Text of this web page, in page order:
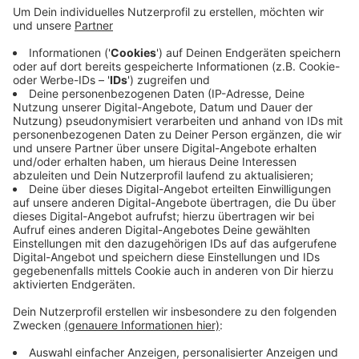
Der Rursee-Marathon hat es auf Platz 12 in NRW
geschafft.
Bundesweit liegt der Monschau-Marathon
immerhin auf Rang 13 der beliebtesten Marathons
- und in ganz Europa auf Rang 17.
(Zuerst hat derWochenspiegeldarüber berichtet.)
Veröffentlicht:Donnerstag, 23.01.2020 12:56
Anzeige
Anzeige